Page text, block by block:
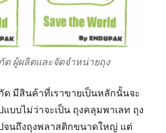
ด ผู้ผลิตและจัดจำหน่ายถุง
มีสินค้าที่เราขายเป็นหลักนั้นจะ
บบไม่ว่าจะเป็น ถุงคลุมพาเลท ถุง
จนถึงถุงพลาสติกขนาดใหญ่ แต่